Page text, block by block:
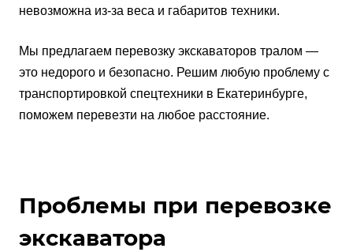
невозможна из-за веса и габаритов техники.
Мы предлагаем перевозку экскаваторов тралом —
это недорого и безопасно. Решим любую проблему с
транспортировкой спецтехники в Екатеринбурге,
поможем перевезти на любое расстояние.
Проблемы при перевозке
экскаватора